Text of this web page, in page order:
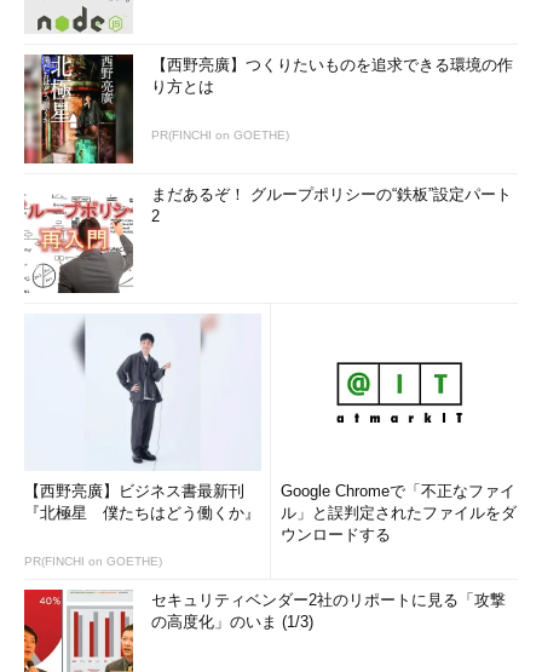
【西野亮廣】つくりたいものを追求できる環境の作
り方とは
PR(FINCHI on GOETHE)
まだあるぞ！ グループポリシーの“鉄板”設定パート
2
【西野亮廣】ビジネス書最新刊
『北極星 僕たちはどう働くか』
PR(FINCHI on GOETHE)
Google Chromeで「不正なファイ
ル」と誤判定されたファイルをダ
ウンロードする
セキュリティベンダー2社のリポートに見る「攻撃
の高度化」のいま (1/3)